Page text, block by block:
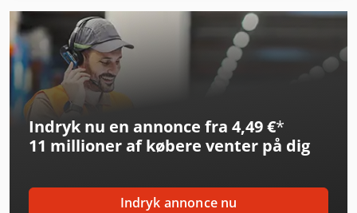
Kögel Box
Linde E 10
Linde E 20
Linde E 30
Linde L 12
Indryk nu en annonce fra 4,49 €*
11 millioner af købere venter på dig
Indryk annonce nu